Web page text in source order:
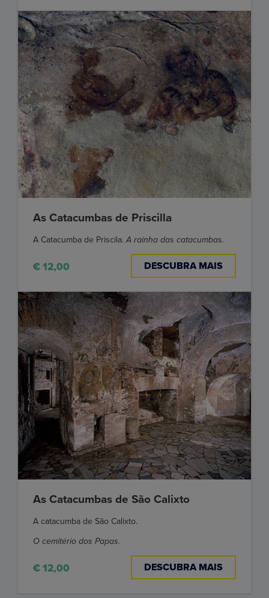
As Catacumbas de Priscilla
A Catacumba de Priscila.A rainha das catacumbas.
€ 12,00 DESCUBRA MAIS
As Catacumbas de São Calixto
A catacumba de São Calixto.
O cemitério dos Papas.
€ 12,00 DESCUBRA MAIS